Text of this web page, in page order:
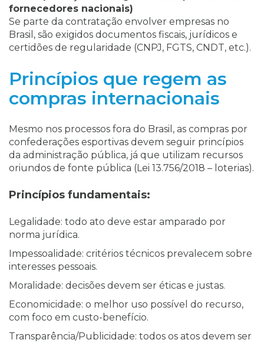
fornecedores nacionais)
Se parte da contratação envolver empresas no
Brasil, são exigidos documentos fiscais, jurídicos e
certidões de regularidade (CNPJ, FGTS, CNDT, etc.).
Princípios que regem as
compras internacionais
Mesmo nos processos fora do Brasil, as compras por
confederações esportivas devem seguir princípios
da administração pública, já que utilizam recursos
oriundos de fonte pública (Lei 13.756/2018 – loterias).
Princípios fundamentais:
Legalidade: todo ato deve estar amparado por
norma jurídica.
Impessoalidade: critérios técnicos prevalecem sobre
interesses pessoais.
Moralidade: decisões devem ser éticas e justas.
Economicidade: o melhor uso possível do recurso,
com foco em custo-benefício.
Transparência/Publicidade: todos os atos devem ser